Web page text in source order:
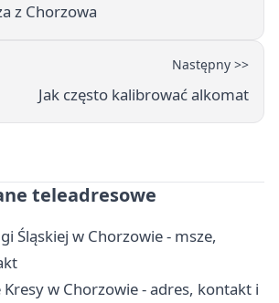
z Chorzowa
Następny >>
Jak często kalibrować alkomat
teleadresowe
Śląskiej w Chorzowie - msze,
w Chorzowie - adres, kontakt i